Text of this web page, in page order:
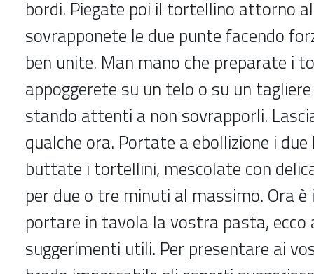
bordi. Piegate poi il tortellino attorno
sovrapponete le due punte facendo
ben unite. Man mano che preparate i
appoggerete su un telo o su un
stando attenti a non sovrapporli.
qualche ora. Portate a ebollizione i
buttate i tortellini, mescolate con
per due o tre minuti al massimo. Ora
portare in tavola la vostra pasta, ecco
suggerimenti utili. Per presentare ai